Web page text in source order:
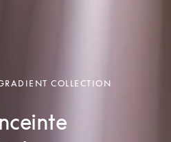
COLLECTION